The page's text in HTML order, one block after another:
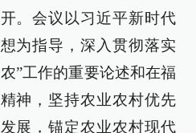
。会议以习近平新时代
为指导，深入贯彻落实
”工作的重要论述和在福
神，坚持农业农村优先
展，锚定农业农村现代